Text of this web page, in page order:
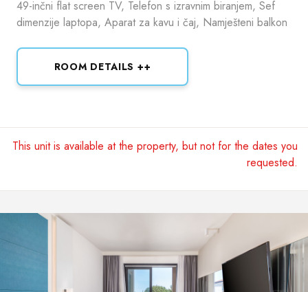
49-inčni flat screen TV, Telefon s izravnim biranjem, Sef
dimenzije laptopa, Aparat za kavu i čaj, Namješteni balkon
ROOM DETAILS ++
This unit is available at the property, but not for the dates you
requested.